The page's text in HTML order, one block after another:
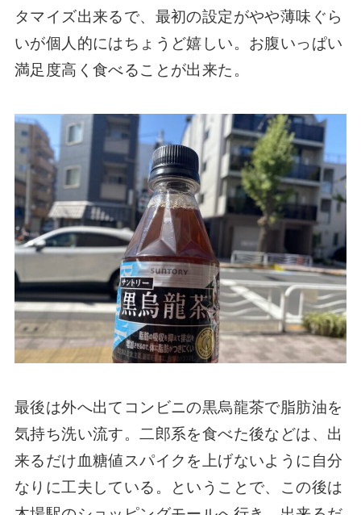
タマイズ出来るで、最初の設定がやや薄味ぐら
いが個人的にはちょうど嬉しい。お腹いっぱい
満足度高く食べることが出来た。
最後は外へ出てコンビニの黒烏龍茶で脂肪油を
気持ち洗い流す。二郎系を食べた後などは、出
来るだけ血糖値スパイクを上げないように自分
なりに工夫している。ということで、この後は